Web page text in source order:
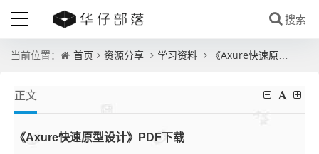
当前位置： 首页 资源分享 学习资料 《Axure快速原型设计》PDF下载
正文
《Axure快速原型设计》PDF下载